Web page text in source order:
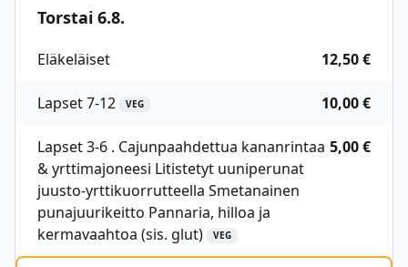
Torstai 6.8.
Eläkeläiset 12,50 €
Lapset 7-12 VEG 10,00 €
Lapset 3-6 . Cajunpaahdettua kananrintaa
& yrttimajoneesi Litistetyt uuniperunat
juusto-yrttikuorrutteella Smetanainen
punajuurikeitto Pannaria, hilloa ja
kermavaahtoa (sis. glut)
VEG
5,00 €